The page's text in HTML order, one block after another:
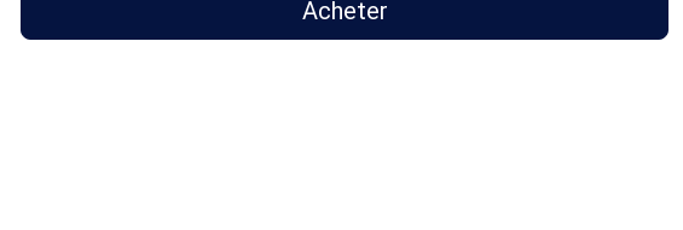
Acheter